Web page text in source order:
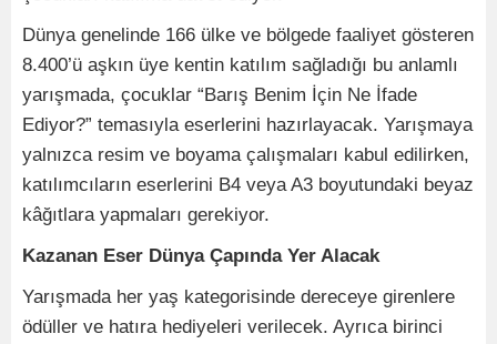
Dünya genelinde 166 ülke ve bölgede faaliyet gösteren
8.400’ü aşkın üye kentin katılım sağladığı bu anlamlı
yarışmada, çocuklar “Barış Benim İçin Ne İfade
Ediyor?” temasıyla eserlerini hazırlayacak. Yarışmaya
yalnızca resim ve boyama çalışmaları kabul edilirken,
katılımcıların eserlerini B4 veya A3 boyutundaki beyaz
kâğıtlara yapmaları gerekiyor.
Kazanan Eser Dünya Çapında Yer Alacak
Yarışmada her yaş kategorisinde dereceye girenlere
ödüller ve hatıra hediyeleri verilecek. Ayrıca birinci